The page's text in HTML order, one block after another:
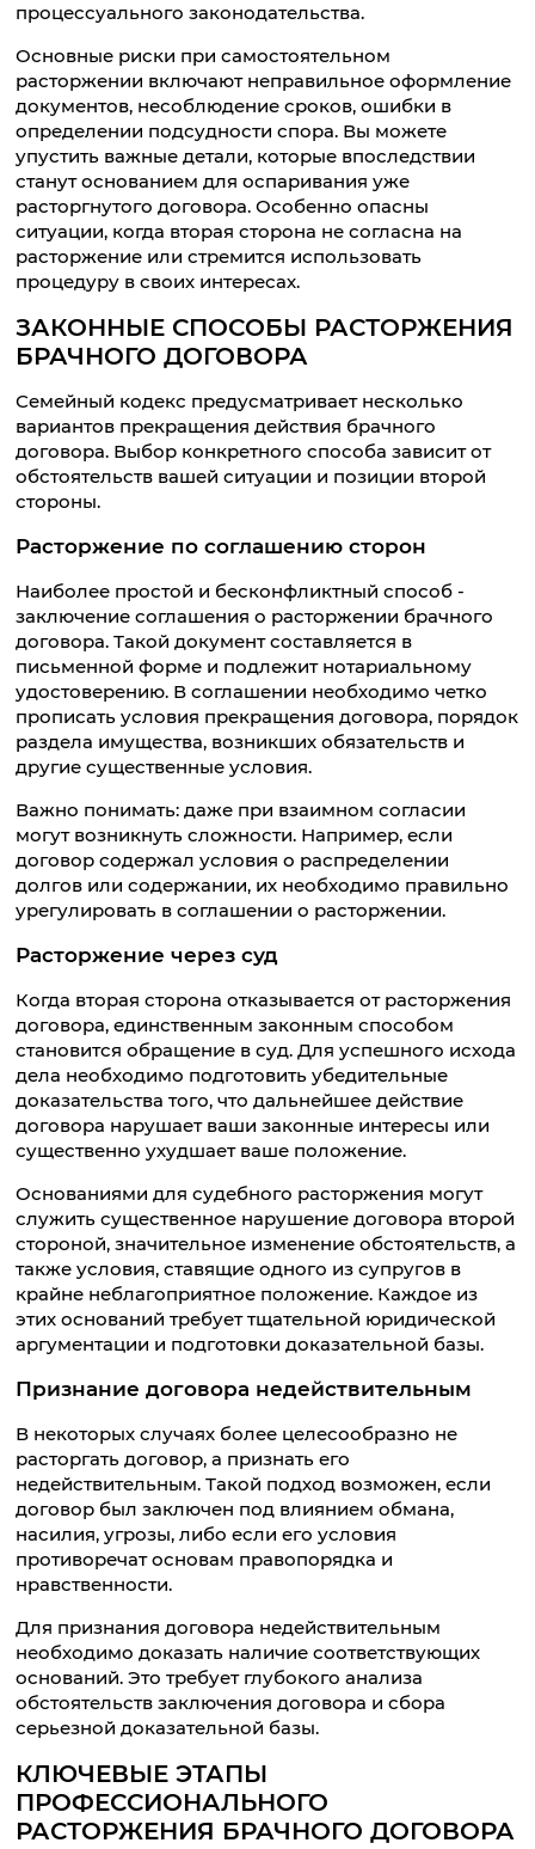
процессуального законодательства.
Основные риски при самостоятельном
расторжении включают неправильное оформление
документов, несоблюдение сроков, ошибки в
определении подсудности спора. Вы можете
упустить важные детали, которые впоследствии
станут основанием для оспаривания уже
расторгнутого договора. Особенно опасны
ситуации, когда вторая сторона не согласна на
расторжение или стремится использовать
процедуру в своих интересах.
ЗАКОННЫЕ СПОСОБЫ РАСТОРЖЕНИЯ
БРАЧНОГО ДОГОВОРА
Семейный кодекс предусматривает несколько
вариантов прекращения действия брачного
договора. Выбор конкретного способа зависит от
обстоятельств вашей ситуации и позиции второй
стороны.
Расторжение по соглашению сторон
Наиболее простой и бесконфликтный способ -
заключение соглашения о расторжении брачного
договора. Такой документ составляется в
письменной форме и подлежит нотариальному
удостоверению. В соглашении необходимо четко
прописать условия прекращения договора, порядок
раздела имущества, возникших обязательств и
другие существенные условия.
Важно понимать: даже при взаимном согласии
могут возникнуть сложности. Например, если
договор содержал условия о распределении
долгов или содержании, их необходимо правильно
урегулировать в соглашении о расторжении.
Расторжение через суд
Когда вторая сторона отказывается от расторжения
договора, единственным законным способом
становится обращение в суд. Для успешного исхода
дела необходимо подготовить убедительные
доказательства того, что дальнейшее действие
договора нарушает ваши законные интересы или
существенно ухудшает ваше положение.
Основаниями для судебного расторжения могут
служить существенное нарушение договора второй
стороной, значительное изменение обстоятельств, а
также условия, ставящие одного из супругов в
крайне неблагоприятное положение. Каждое из
этих оснований требует тщательной юридической
аргументации и подготовки доказательной базы.
Признание договора недействительным
В некоторых случаях более целесообразно не
расторгать договор, а признать его
недействительным. Такой подход возможен, если
договор был заключен под влиянием обмана,
насилия, угрозы, либо если его условия
противоречат основам правопорядка и
нравственности.
Для признания договора недействительным
необходимо доказать наличие соответствующих
оснований. Это требует глубокого анализа
обстоятельств заключения договора и сбора
серьезной доказательной базы.
КЛЮЧЕВЫЕ ЭТАПЫ
ПРОФЕССИОНАЛЬНОГО
РАСТОРЖЕНИЯ БРАЧНОГО ДОГОВОРА